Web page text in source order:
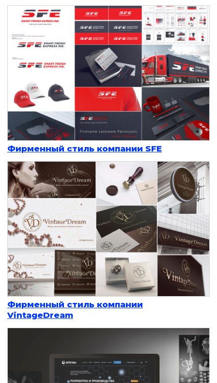
Фирменный стиль компании SFE
Фирменный стиль компании
VintageDream